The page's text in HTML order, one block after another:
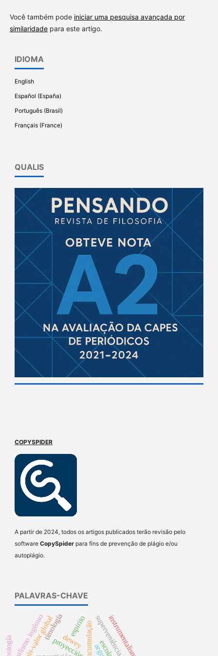
Você também pode iniciar uma pesquisa avançada por
similaridadepara este artigo.
IDIOMA
English
Español (España)
Português (Brasil)
Français (France)
QUALIS
COPYSPIDER
A partir de 2024, todos os artigos publicados terão revisão pelo
software CopySpider para fins de prevenção de plágio e/ou
autoplágio.
PALAVRAS-CHAVE
proyección
mais-valor global superveniência local
realismo ingênuo instrumentalismo
dewey
teología
espirito
timología